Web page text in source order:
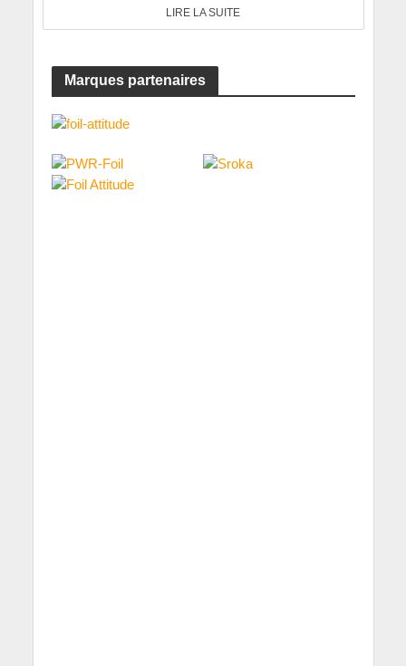
LIRE LA SUITE
Marques partenaires